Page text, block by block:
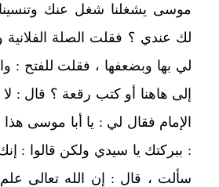
موسى يشغلنا شغل عنك
لك عندي ؟ فقلت الصلة الفلانية
لي بها وبضعفها ، فقلت للفتح
إلى هاهنا أو كتب رقعة ؟ قال :
الإمام فقال لي : يا أبا موسى
: ببركتك يا سيدي ولكن قالوا :
سألت ، قال : إن الله تعالى علم